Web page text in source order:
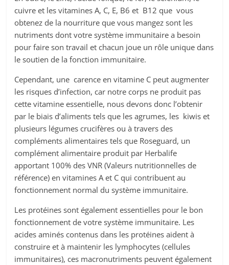
cuivre et les vitamines A, C, E, B6 et B12 que vous
obtenez de la nourriture que vous mangez sont les
nutriments dont votre système immunitaire a besoin
pour faire son travail et chacun joue un rôle unique dans
le soutien de la fonction immunitaire.
Cependant, une carence en vitamine C peut augmenter
les risques d’infection, car notre corps ne produit pas
cette vitamine essentielle, nous devons donc l’obtenir
par le biais d’aliments tels que les agrumes, les kiwis et
plusieurs légumes crucifères ou à travers des
compléments alimentaires tels que Roseguard, un
complément alimentaire produit par Herbalife
apportant 100% des VNR (Valeurs nutritionnelles de
référence) en vitamines A et C qui contribuent au
fonctionnement normal du système immunitaire.
Les protéines sont également essentielles pour le bon
fonctionnement de votre système immunitaire. Les
acides aminés contenus dans les protéines aident à
construire et à maintenir les lymphocytes (cellules
immunitaires), ces macronutriments peuvent également